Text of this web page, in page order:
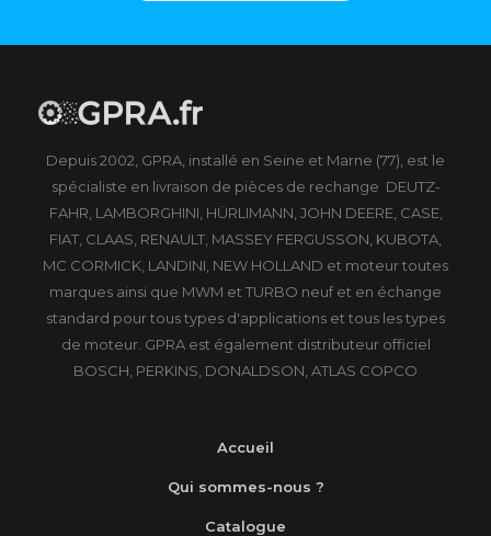
Depuis 2002, GPRA, installé en Seine et Marne (77), est le
spécialiste en livraison de pièces de rechange DEUTZ-
FAHR, LAMBORGHINI, HÜRLIMANN, JOHN DEERE, CASE,
FIAT, CLAAS, RENAULT, MASSEY FERGUSSON, KUBOTA,
MC CORMICK, LANDINI, NEW HOLLAND et moteur toutes
marques ainsi que MWM et TURBO neuf et en échange
standard pour tous types d'applications et tous les types
de moteur. GPRA est également distributeur officiel
BOSCH, PERKINS, DONALDSON, ATLAS COPCO
Accueil
Qui sommes-nous ?
Catalogue